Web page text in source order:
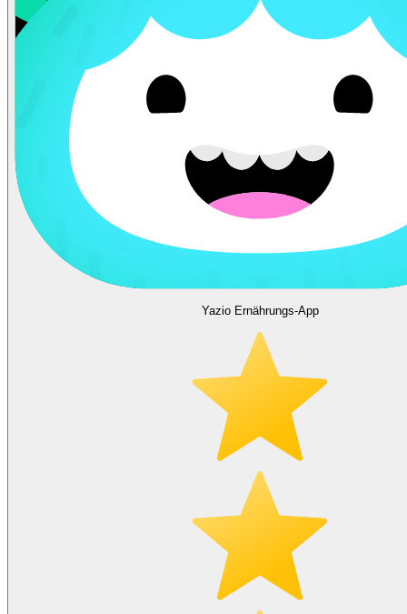
Yazio Ernährungs-App